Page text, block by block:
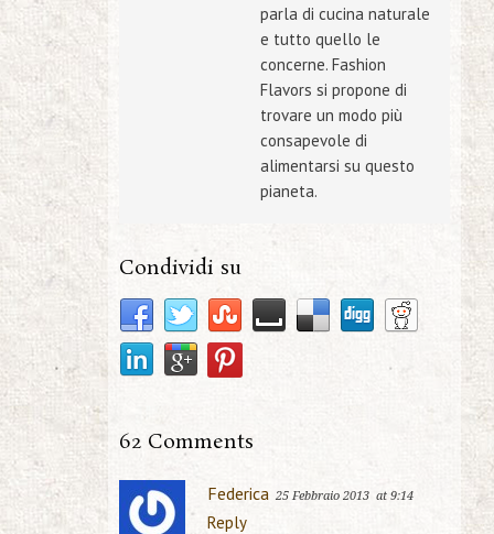
parla di cucina naturale
e tutto quello le
concerne. Fashion
Flavors si propone di
trovare un modo più
consapevole di
alimentarsi su questo
pianeta.
Condividi su
62 Comments
Federica 25 Febbraio 2013 at 9:14
Reply